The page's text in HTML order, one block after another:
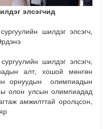
элсэгчид
шилдэг элсэгч,
шилдэг элсэгч,
алт, хошой мөнгөн
орнуудын олимпиадын
олон улсын олимпиадад
амжилттай оролцсон,